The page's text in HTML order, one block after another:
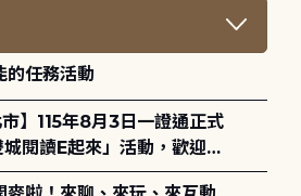
的任務活動
閱讀E起來」活動，歡迎踴
至10月4日)。